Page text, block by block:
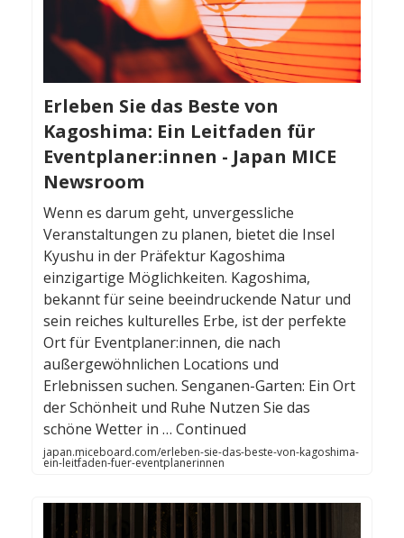
Erleben Sie das Beste von
Kagoshima: Ein Leitfaden für
Eventplaner:innen - Japan MICE
Newsroom
Wenn es darum geht, unvergessliche
Veranstaltungen zu planen, bietet die Insel
Kyushu in der Präfektur Kagoshima
einzigartige Möglichkeiten. Kagoshima,
bekannt für seine beeindruckende Natur und
sein reiches kulturelles Erbe, ist der perfekte
Ort für Eventplaner:innen, die nach
außergewöhnlichen Locations und
Erlebnissen suchen. Senganen-Garten: Ein Ort
der Schönheit und Ruhe Nutzen Sie das
schöne Wetter in … Continued
japan.miceboard.com/erleben-sie-das-beste-von-kagoshima-
ein-leitfaden-fuer-eventplanerinnen